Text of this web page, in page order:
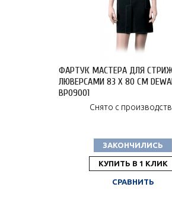
ФАРТУК МАСТЕРА ДЛЯ
ЛЮВЕРСАМИ 83 Х 80 СМ
BP09001
Снято с
ЗАКОНЧИЛИСЬ
КУПИТЬ В 1 КЛИК
СРАВНИТЬ